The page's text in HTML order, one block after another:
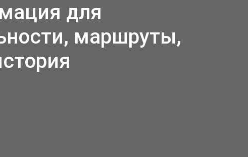
для
маршруты,